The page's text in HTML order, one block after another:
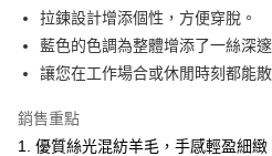
ATM付款
運送方式
全家取貨付款
每筆NT$60，滿NT$1,200(含以上)免
拉鍊設計增添個性，方便穿脫。
藍色的色調為整體增添了一絲深邃
讓您在工作場合或休閒時刻都能
銷售重點
1. 優質絲光混紡羊毛，手感輕盈細緻